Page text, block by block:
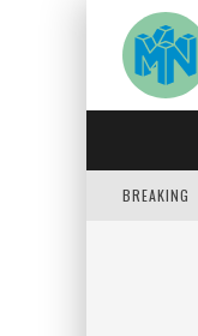
BREAKING